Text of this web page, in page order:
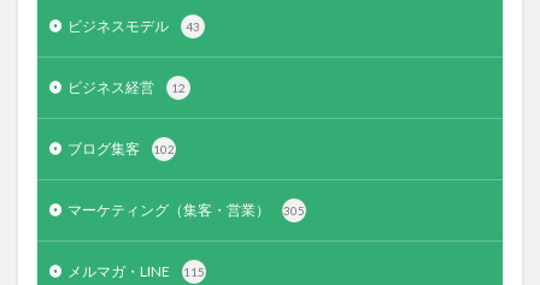
ビジネスモデル 43
ビジネス経営 12
ブログ集客 102
マーケティング（集客・営業） 305
メルマガ・LINE 115